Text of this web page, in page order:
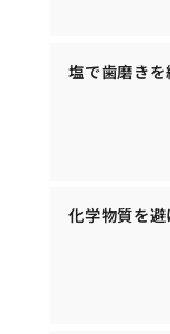
塩で歯磨き
化学物質を